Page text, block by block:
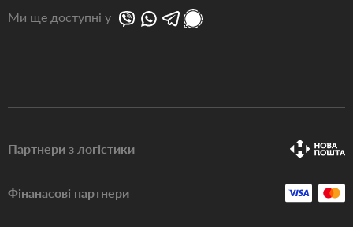
Ми ще доступні у
Партнери з логістики
Фінанасові партнери